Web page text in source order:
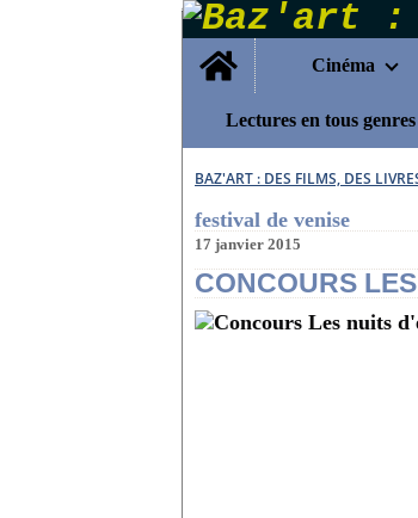
Home
Cinéma
Lectures en tous genres
BAZ'ART : DES FILMS, DES
festival de venise
17 janvier 2015
CONCOURS